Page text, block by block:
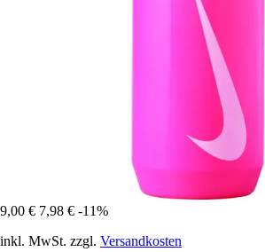
9,00 € 7,98 € -11%
inkl. MwSt. zzgl. Versandkosten